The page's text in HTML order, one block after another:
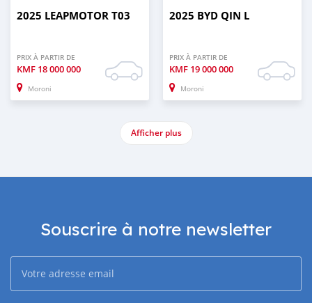
2025 LEAPMOTOR T03
PRIX À PARTIR DE
KMF 18 000 000
Moroni
2025 BYD QIN L
PRIX À PARTIR DE
KMF 19 000 000
Moroni
Afficher plus
Souscrire à notre newsletter